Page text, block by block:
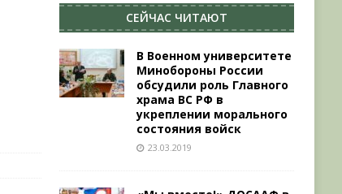
СЕЙЧАС ЧИТАЮТ
В Военном университете
Минобороны России
обсудили роль Главного
храма ВС РФ в
укреплении морального
состояния войск
23.03.2019